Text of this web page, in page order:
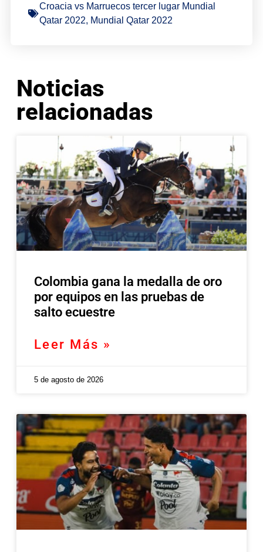
Croacia vs Marruecos tercer lugar Mundial
Qatar 2022, Mundial Qatar 2022
Noticias
relacionadas
Colombia gana la medalla de oro
por equipos en las pruebas de
salto ecuestre
Leer Más »
5 de agosto de 2026